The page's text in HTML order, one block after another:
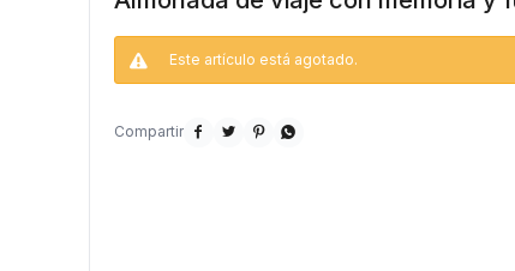
Este artículo está agotado.
   